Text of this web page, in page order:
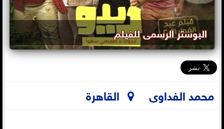
البوستر الرسمى للفيلم
محمد الفداوى القاهرة